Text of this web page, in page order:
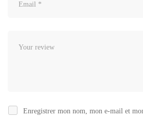
Enregistrer mon nom, mon e-mail et